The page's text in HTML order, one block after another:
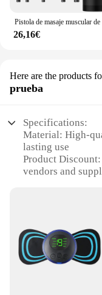
26,16€
Here are the products
prueba
Specifications:
Material: High-
lasting use
Product
vendors and
Design and
design for
Usage and
professional use
Performance and
for deep tissue
Parts and